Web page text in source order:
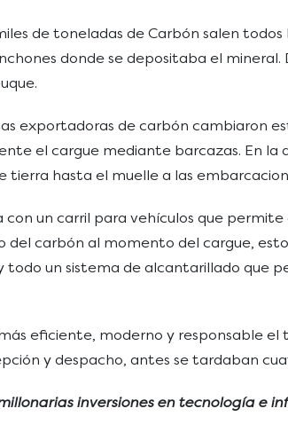
de toneladas de Carbón salen
donde se depositaba el
exportadoras de carbón cambiaron
el cargue mediante barcazas. En
hasta el muelle a las
un carril para vehículos que
del carbón al momento del cargue,
todo un sistema de alcantarillado
eficiente, moderno y responsable
y despacho, antes se tardaban
inversiones en tecnología e